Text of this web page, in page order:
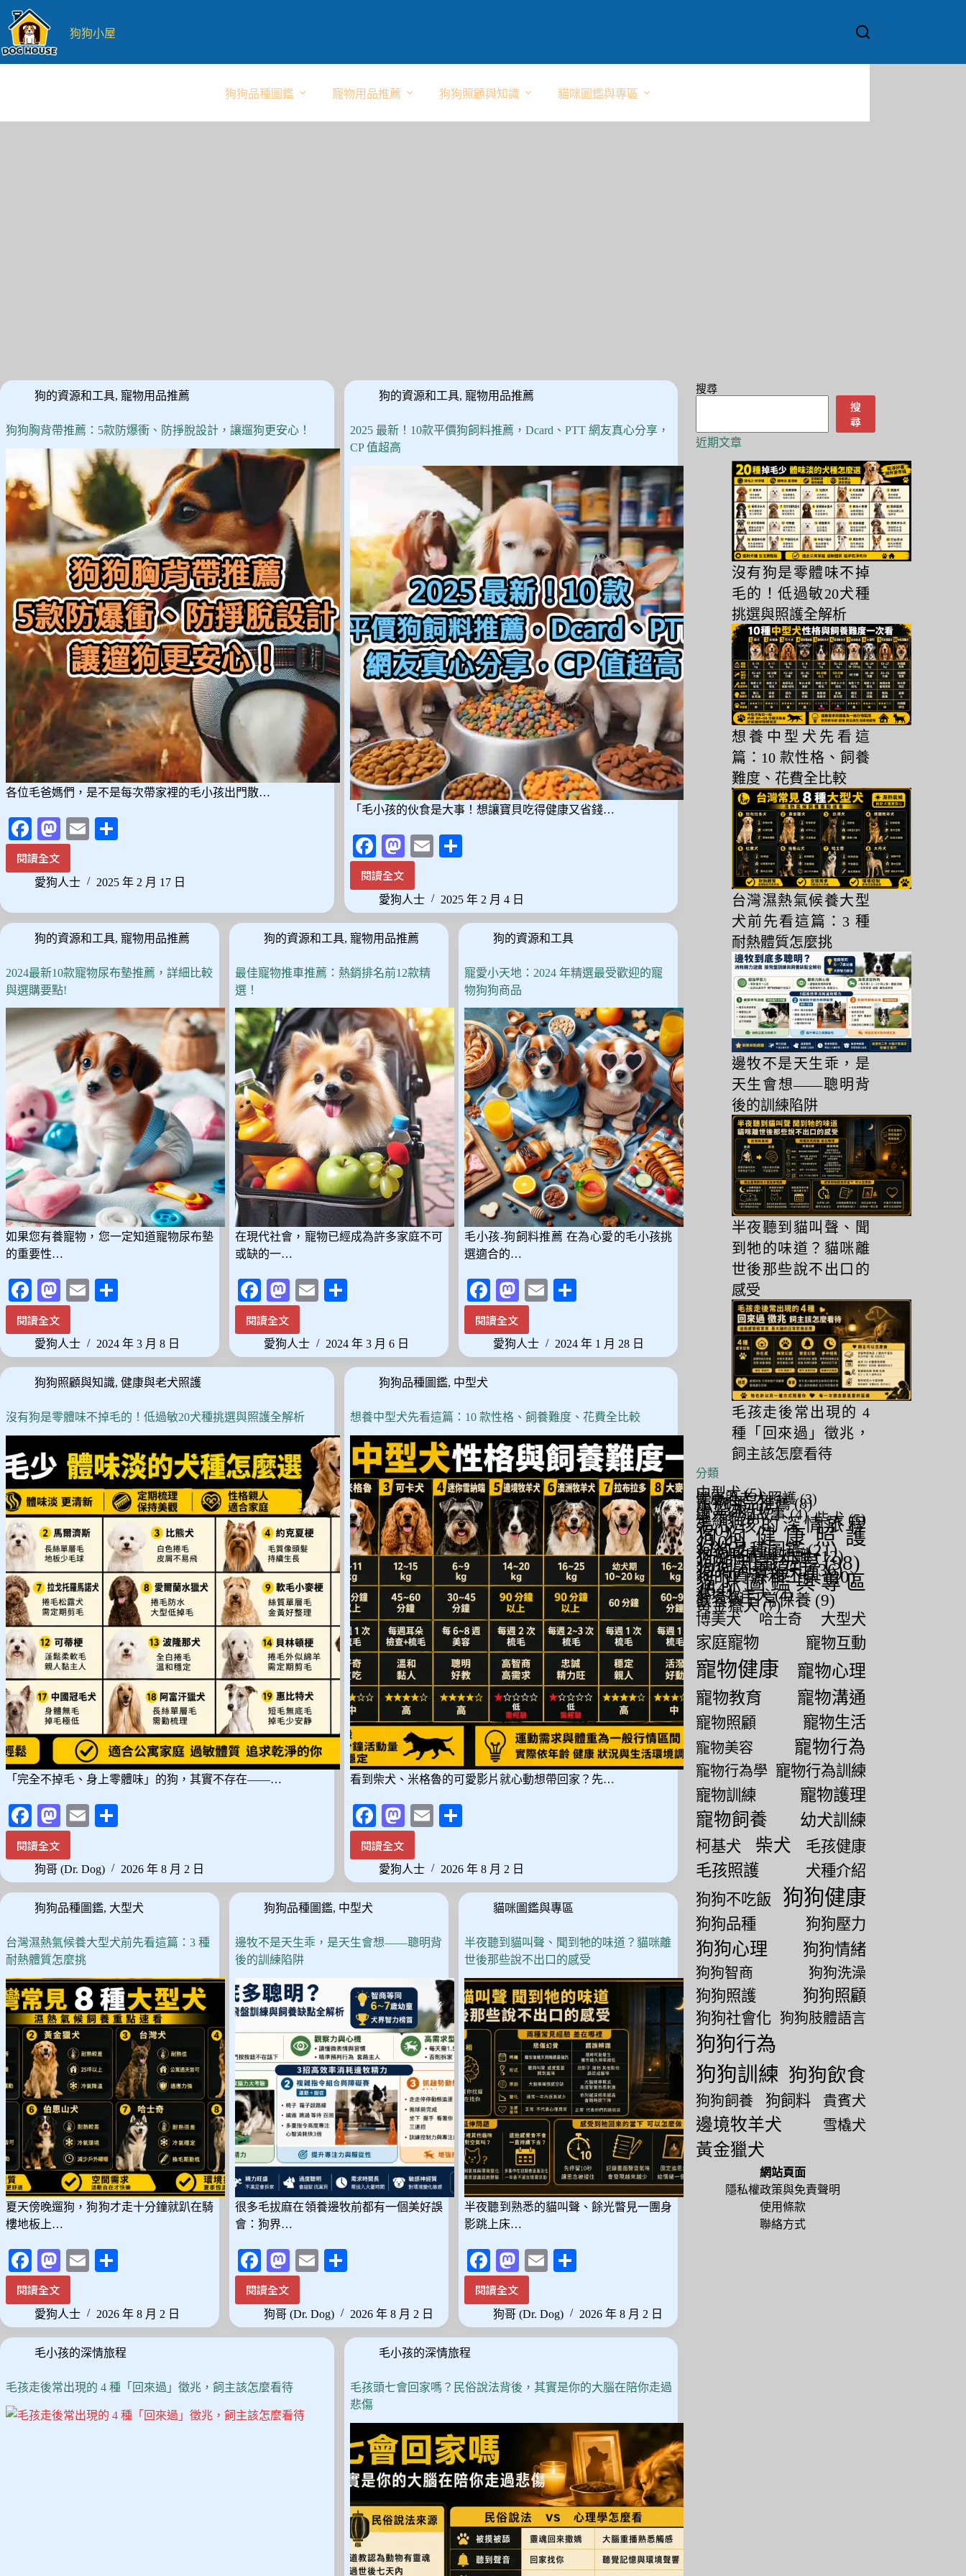
至
狗狗小屋
狗狗品種圖鑑 寵物用品推薦 狗狗照顧與知識 貓咪圖鑑與專區
狗的資源和工具, 寵物用品推薦
狗狗胸背帶推薦：5款防爆衝、防掙脫設計，讓遛狗更安心！
各位毛爸媽們，是不是每次帶家裡的毛小孩出門散…
Fa
ce
bo
M
as
to
n
E
ail
閱讀全文
狗
狗
背
帶
推
5
款
防
爆
衝、
防
設
計，
讓
遛
狗
更
安
心！
愛狗人士 2025 年 2 月 17 日
狗的資源和工具, 寵物用品推薦
2025 最新！10款平價狗飼料推薦，Dcard、PTT 網友真心分享，
CP 值超高
「毛小孩的伙食是大事！想讓寶貝吃得健康又省錢…
Fa
ce
bo
ok
M
as
to
do
n
E
ail
分
閱讀全文
2025
最
新！
10
款
價
料
推
薦，
Dcard、
PTT
網
友
真
心
分
享，
CP
值
超
高
愛狗人士 2025 年 2 月 4 日
狗的資源和工具, 寵物用品推薦
2024最新10款寵物尿布墊推薦，詳細比較
與選購要點!
如果您有養寵物，您一定知道寵物尿布墊
的重要性…
Fa
ce
bo
ok
M
as
to
do
n
E
ail
閱讀全文
2024
最
新
10
款
物
尿
墊
推
薦，
詳
細
比
較
與
選
購
要
點!
愛狗人士 2024 年 3 月 8 日
狗的資源和工具,寵物用品推薦
最佳寵物推車推薦：熱銷排名前12款精
選！
在現代社會，寵物已經成為許多家庭不可
或缺的一…
Fa
ce
bo
ok
M
as
to
do
E
ail
閱讀全文
最
佳
寵
物
推
薦：
銷
排
名
前
12
款
精
選！
愛狗人士 2024 年 3 月 6 日
狗的資源和工具
寵愛小天地：2024 年精選最受歡迎的寵
物狗狗商品
毛小孩-狗飼料推薦 在為心愛的毛小孩挑
選適合的…
Fa
ce
bo
ok
M
as
to
do
E
ail
閱讀全文
寵
愛
小
天
年
精
選
最
受
歡
迎
的
寵
物
狗
狗
商
品
愛狗人士 2024 年 1 月 28 日
狗狗照顧與知識, 健康與老犬照護
沒有狗是零體味不掉毛的！低過敏20犬種挑選與照護全解析
「完全不掉毛、身上零體味」的狗，其實不存在——…
Fa
ce
bo
ok
M
as
to
do
n
E
ail
閱讀全文
沒
有
狗
是
零
味
不
毛
的！
低
過
敏
20
犬
種
挑
選
與
照
護
解
析
狗哥 (Dr. Dog) 2026 年 8 月 2 日
狗狗品種圖鑑, 中型犬
想養中型犬先看這篇：10 款性格、飼養難度、花費全比較
看到柴犬、米格魯的可愛影片就心動想帶回家？先…
Fa
ce
bo
ok
M
as
to
do
E
ail
閱讀全文
想
養
中
型
看
10
款
性
格、
養
難
度、
花
費
全
較
愛狗人士 2026 年 8 月 2 日
狗狗品種圖鑑, 大型犬
台灣濕熱氣候養大型犬前先看這篇：3 種
耐熱體質怎麼挑
夏天傍晚遛狗，狗狗才走十分鐘就趴在騎
樓地板上…
Fa
ce
bo
ok
M
as
to
do
n
E
ail
閱讀全文
台
灣
濕
熱
氣
養
型
愛狗人士 2026 年 8 月 2 日
狗狗品種圖鑑, 中型犬
邊牧不是天生乖，是天生會想——聰明背
後的訓練陷阱
很多毛拔麻在領養邊牧前都有一個美好誤
會：狗界…
Fa
ce
bo
ok
M
as
to
do
E
ail
閱讀全文
邊
牧
不
是
乖，
天
狗哥 (Dr. Dog) 2026 年 8 月 2 日
貓咪圖鑑與專區
半夜聽到貓叫聲、聞到牠的味道？貓咪離
世後那些說不出口的感受
半夜聽到熟悉的貓叫聲、餘光瞥見一團身
影跳上床…
Fa
ce
bo
ok
M
as
to
do
E
ail
閱讀全文
半
夜
聽
到
聲、
牠
的
味
道？
貓
咪
離
世
後
那
狗哥 (Dr. Dog) 2026 年 8 月 2 日
毛小孩的深情旅程
毛孩走後常出現的 4 種「回來過」徵兆，飼主該怎麼看待
毛小孩的深情旅程
毛孩頭七會回家嗎？民俗說法背後，其實是你的大腦在陪你走過
悲傷
搜尋
搜
尋
近期文章
沒有狗是零體味不掉
毛的！低過敏20犬種
挑選與照護全解析
想養中型犬先看這
篇：10 款性格、飼養
難度、花費全比較
台灣濕熱氣候養大型
犬前先看這篇：3 種
耐熱體質怎麼挑
邊牧不是天生乖，是
天生會想——聰明背
後的訓練陷阱
半夜聽到貓叫聲、聞
到牠的味道？貓咪離
世後那些說不出口的
感受
毛孩走後常出現的 4
種「回來過」徵兆，
飼主該怎麼看待
分類
中型犬 (5)
健康與老犬照護 (3)
寵物用品推薦 (8)
小型犬(15)
感人狗狗故事 (4)
暹羅貓 (8) 柴犬 (5)
毛小孩的深情旅程
(20)
狗狗健康照護
(103)
狗狗品種圖鑑(21)
狗狗照顧與知識(12)
狗狗知識分享(98)
狗狗詞養須知(36)
狗的資源和工具(20)
貓咪圖鑑與專區
(64)
邊境牧羊犬 (4)
飲食與日常保養 (9)
黃金獵犬 (7)
博美犬 哈士奇 大型犬
家庭寵物 寵物互動
寵物健康
寵物心理
寵物教育
寵物溝通
寵物照顧 寵物生活
寵物美容 寵物行為
寵物行為學 寵物行為訓練
寵物訓練
寵物護理
寵物飼養 幼犬訓練
柯基犬 柴犬 毛孩健康
毛孩照護
犬種介紹
狗狗不吃飯
狗狗健康
狗狗品種 狗狗壓力
狗狗心理 狗狗情緒
狗狗智商 狗狗洗澡
狗狗照護 狗狗照顧
狗狗社會化 狗狗肢體語言
狗狗行為
狗狗訓練 狗狗飲食
狗狗飼養 狗飼料 貴賓犬
邊境牧羊犬 雪橇犬
黃金獵犬
網站頁面
隱私權政策與免責聲明
使用條款
聯絡方式